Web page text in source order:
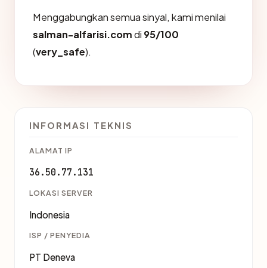
Menggabungkan semua sinyal, kami menilai
salman-alfarisi.comdi 95/100
(very_safe).
INFORMASI TEKNIS
ALAMAT IP
36.50.77.131
LOKASI SERVER
Indonesia
ISP / PENYEDIA
PT Deneva